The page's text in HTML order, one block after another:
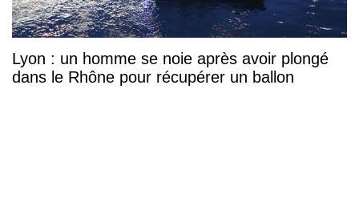
Lyon : un homme se noie après avoir plongé
dans le Rhône pour récupérer un ballon